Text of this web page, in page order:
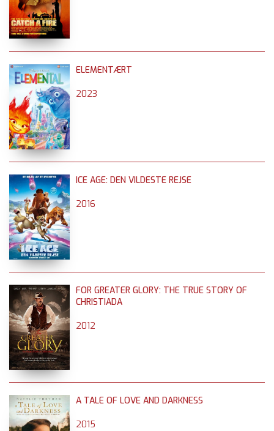
ELEMENTÆRT
2023
ICE AGE: DEN VILDESTE REJSE
2016
FOR GREATER GLORY: THE TRUE STORY OF
CHRISTIADA
2012
A TALE OF LOVE AND DARKNESS
2015